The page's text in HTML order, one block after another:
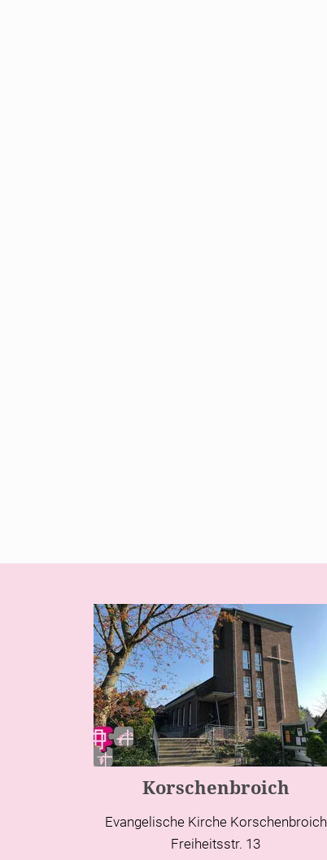
Korschenbroich
Evangelische Kirche Korschenbroich
Freiheitsstr. 13